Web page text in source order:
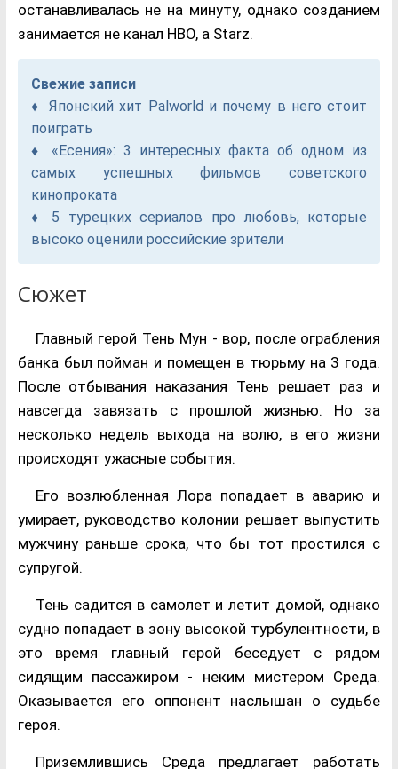
останавливалась не на минуту, однако созданием
занимается не канал HBO, а Starz.
Свежие записи
Японский хит Palworld и почему в него стоит
поиграть
«Есения»: 3 интересных факта об одном из
самых успешных фильмов советского
кинопроката
5 турецких сериалов про любовь, которые
высоко оценили российские зрители
Сюжет
Главный герой Тень Мун - вор, после ограбления
банка был пойман и помещен в тюрьму на 3 года.
После отбывания наказания Тень решает раз и
навсегда завязать с прошлой жизнью. Но за
несколько недель выхода на волю, в его жизни
происходят ужасные события.
Его возлюбленная Лора попадает в аварию и
умирает, руководство колонии решает выпустить
мужчину раньше срока, что бы тот простился с
супругой.
Тень садится в самолет и летит домой, однако
судно попадает в зону высокой турбулентности, в
это время главный герой беседует с рядом
сидящим пассажиром - неким мистером Среда.
Оказывается его оппонент наслышан о судьбе
героя.
Приземлившись Среда предлагает работать